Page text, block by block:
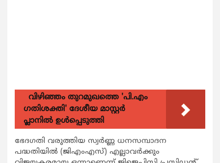
വിഴിഞ്ഞം തുറമുഖത്തെ 'പി.എം
ഗതിശക്തി' ദേശീയ മാസ്റ്റർ
പ്ലാനിൽ ഉൾപ്പെടുത്തി
ഭേദഗതി വരുത്തിയ സ്വര്‍ണ്ണ ധനസമ്പാദന
പദ്ധതിയില്‍ (ജിഎംഎസ്) എല്ലാവര്‍ക്കും